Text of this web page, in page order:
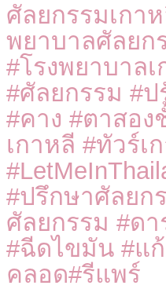
ศัลยกรรมเกา
พยาบาลศัลยก
#โรงพยาบาล
#ศัลยกรรม #
#คาง #ตาสอง
เกาหลี #ทัวร์เ
#ปรึกษาศัลยก
ศัลยกรรม #ด
#ฉีดไขมัน #แ
คลอด#รีแพร์